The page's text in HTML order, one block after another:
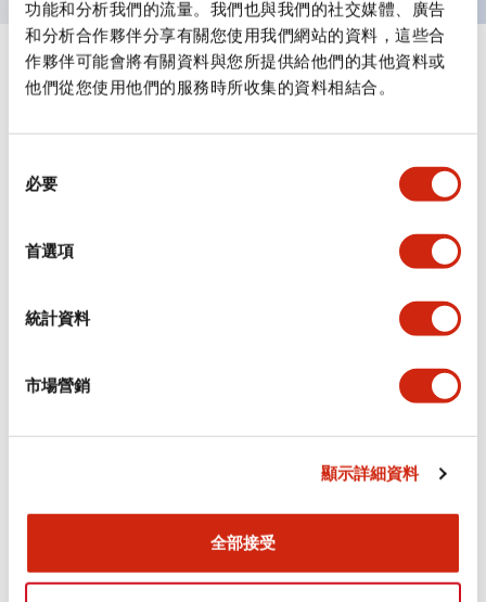
功能和分析我們的流量。我們也與我們的社交媒體、廣告
和分析合作夥伴分享有關您使用我們網站的資料，這些合
作夥伴可能會將有關資料與您所提供給他們的其他資料或
他們從您使用他們的服務時所收集的資料相結合。
必要
首選項
統計資料
市場營銷
顯示詳細資料
全部接受
規格
環境規範
機械規格
Flush Silhouette LW系列 控制元件 (英文版)